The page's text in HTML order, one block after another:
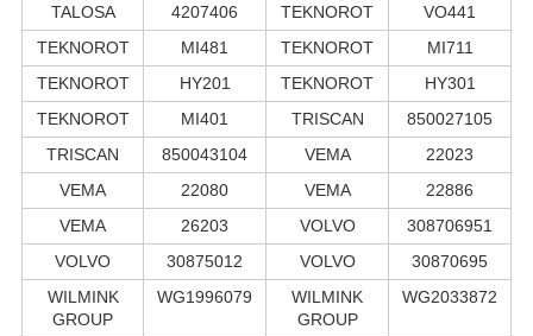
TALOSA
4207406 TEKNOROT
VO441
TEKNOROT
MI481 TEKNOROT
MI711
TEKNOROT
HY201 TEKNOROT
HY301
TEKNOROT
MI401 TRISCAN
850027105
TRISCAN
850043104 VEMA
22023
VEMA
22080 VEMA
22886
VEMA
26203 VOLVO
308706951
VOLVO
30875012 VOLVO
30870695
WILMINK
GROUP
WG1996079
WILMINK
GROUP
WG2033872